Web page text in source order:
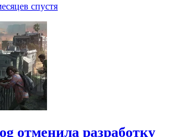
спустя
отменила разработку